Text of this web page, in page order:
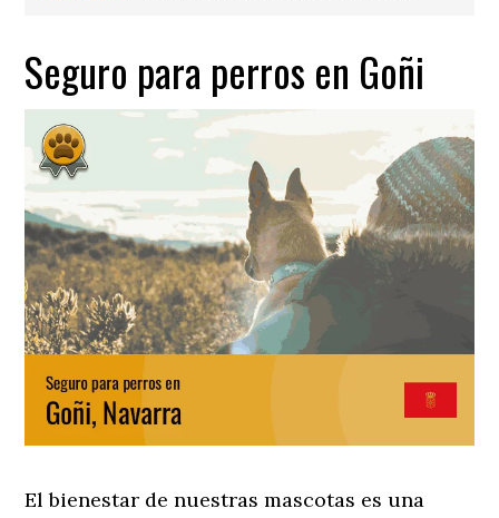
Seguro para perros en Goñi
El bienestar de nuestras mascotas es una